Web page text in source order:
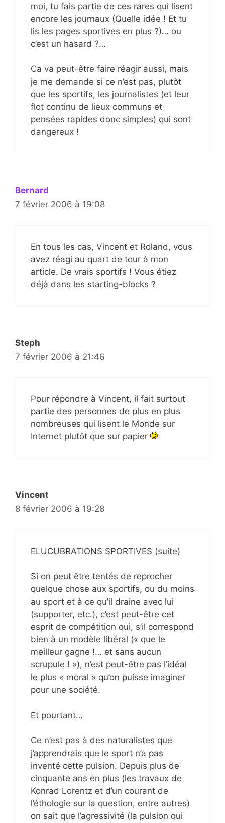
moi, tu fais partie de ces rares qui lisent
encore les journaux (Quelle idée ! Et tu
lis les pages sportives en plus ?)… ou
c’est un hasard ?…
Ca va peut-être faire réagir aussi, mais
je me demande si ce n’est pas, plutôt
que les sportifs, les journalistes (et leur
flot continu de lieux communs et
pensées rapides donc simples) qui sont
dangereux !
Bernard
7 février 2006 à 19:08
En tous les cas, Vincent et Roland, vous
avez réagi au quart de tour à mon
article. De vrais sportifs ! Vous étiez
déjà dans les starting-blocks ?
Steph
7 février 2006 à 21:46
Pour répondre à Vincent, il fait surtout
partie des personnes de plus en plus
nombreuses qui lisent le Monde sur
Internet plutôt que sur papier
Vincent
8 février 2006 à 19:28
ELUCUBRATIONS SPORTIVES (suite)
Si on peut être tentés de reprocher
quelque chose aux sportifs, ou du moins
au sport et à ce qu’il draine avec lui
(supporter, etc.), c’est peut-être cet
esprit de compétition qui, s’il correspond
bien à un modèle libéral (« que le
meilleur gagne !… et sans aucun
scrupule ! »), n’est peut-être pas l’idéal
le plus « moral » qu’on puisse imaginer
pour une société.
Et pourtant…
Ce n’est pas à des naturalistes que
j’apprendrais que le sport n’a pas
inventé cette pulsion. Depuis plus de
cinquante ans en plus (les travaux de
Konrad Lorentz et d’un courant de
l’éthologie sur la question, entre autres)
on sait que l’agressivité (la pulsion qui